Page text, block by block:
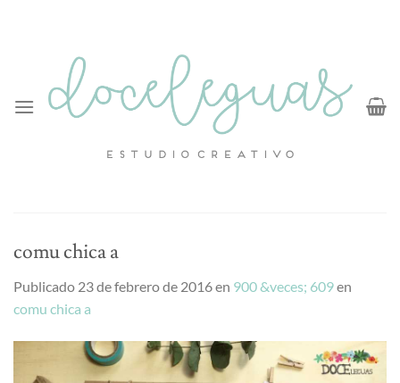
comu chica a
Publicado 23 de febrero de 2016en 900 &veces; 609en
comu chica a